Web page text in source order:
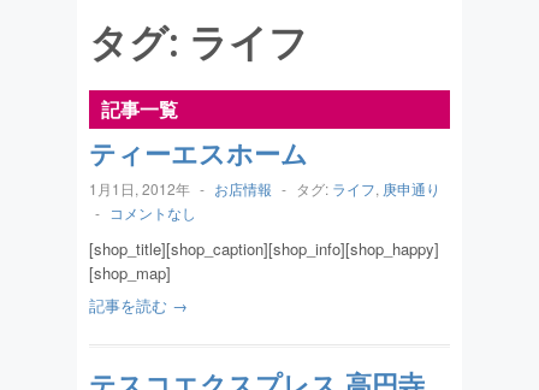
タグ: ライフ
記事一覧
ティーエスホーム
1月1日, 2012年 - お店情報 - タグ: ライフ, 庚申通り
- コメントなし
[shop_title][shop_caption][shop_info][shop_happy]
[shop_map]
記事を読む →